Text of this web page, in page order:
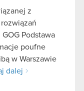
z
Podstawa
poufne
w Warszawie
dalej